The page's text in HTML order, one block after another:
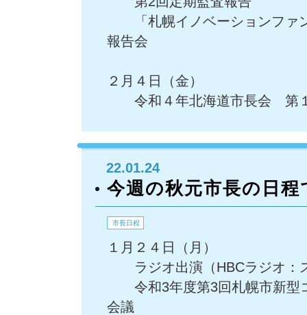
「札幌イノベーションファ
報告会
２月４日（金）
令和４年北海道市長会 第１
22.01.24
今週の秋元市長の日程
市長日程
１月２４日（月）
ラジオ出演（HBCラジオ：
令和3年度第3回札幌市新型
会議